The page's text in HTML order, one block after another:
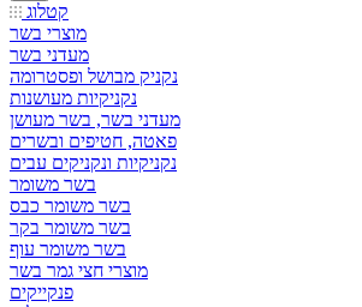
קטלוג
מוצרי בשר
מעדני בשר
נקניק מבושל ופסטרומה
נקניקיות מעושנות
מעדני בשר, בשר מעושן
פאטה, חטיפים ובשרים
נקניקיות ונקניקים עבים
בשר משומר
בשר משומר כבס
בשר משומר בקר
בשר משומר עוף
מוצרי חצי גמר בשר
פנקייקים